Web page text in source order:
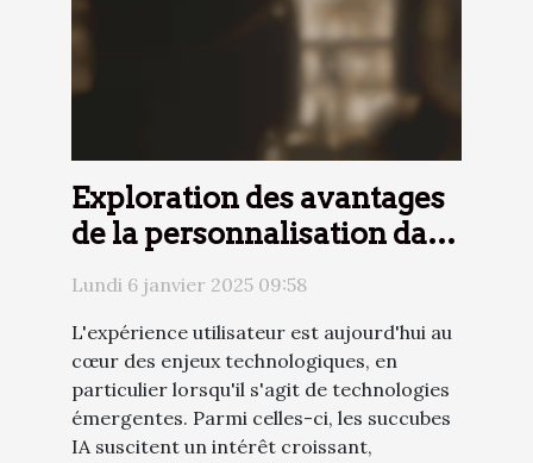
Exploration des avantages
de la personnalisation dans
l'expérience de succube IA
Lundi 6 janvier 2025 09:58
L'expérience utilisateur est aujourd'hui au
cœur des enjeux technologiques, en
particulier lorsqu'il s'agit de technologies
émergentes. Parmi celles-ci, les succubes
IA suscitent un intérêt croissant,